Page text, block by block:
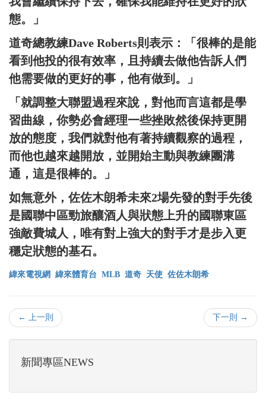
態。」
道奇總教練Dave Roberts則表示：「很棒的是能
看到他投的很有效率，且持續去做他告訴人們
他需要做的更好的事，他有做到。」
「就調整大聯盟過程來說，對他而言這都是學
習曲線，你勢必會經理一些挫敗然後保持更開
放的態度，我們就對他有著持續觀察的過程，
而他也越來越開放，並開始主動與教練團溝
通，這是很棒的。」
如無意外，佐佐木朗希未來2場先發的對手先後
是國聯中區勁旅釀酒人與狀態上升的國聯東區
強敵費城人，唯有對上強大的對手才是步入更
穩定狀態的基石。
緯來電視網 緯來體育台 MLB 道奇 天使 佐佐木朗希
← 上一則 下一則 →
新聞專區NEWS